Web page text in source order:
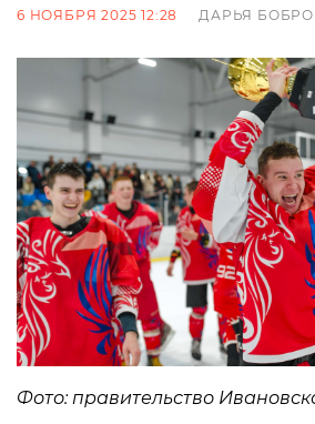
6 НОЯБРЯ 2025 12:28 ДАРЬЯ
Фото: правительство